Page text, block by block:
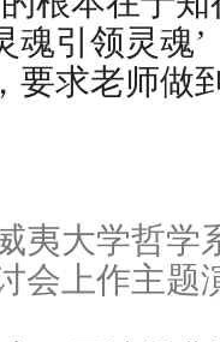
魂引领灵魂
要求老师做
夷大学哲学
会上作主题